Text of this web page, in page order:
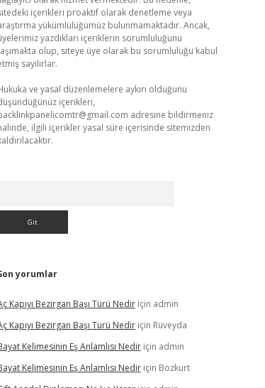
içerikleri proaktif olarak denetleme veya
yükümlülüğümüz bulunmamaktadır. Ancak,
yazdıkları içeriklerin sorumluluğunu
olup, siteye üye olarak bu sorumluluğu kabul
sayılırlar.
ve yasal düzenlemelere aykırı olduğunu
içerikleri,
adresine bildirmeniz
ilgili içerikler yasal süre içerisinde sitemizden
yorumlar
Kapıyı Bezirgan Başı Türü Nediriçin admin
Kapıyı Bezirgan Başı Türü Nediriçin Rüveyda
Kelimesinin Eş Anlamlısı Nediriçin admin
Kelimesinin Eş Anlamlısı Nediriçin Bozkurt